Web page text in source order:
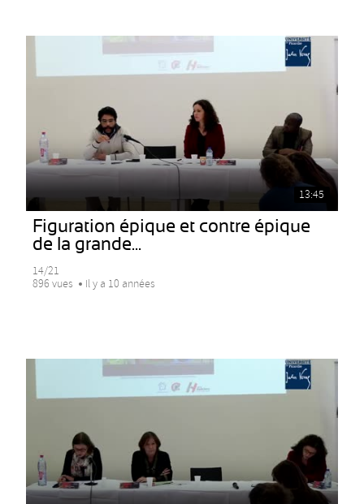
13:45
Figuration épique et contre épique
de la grande...
14/21
896 vues
Il y a 10 années